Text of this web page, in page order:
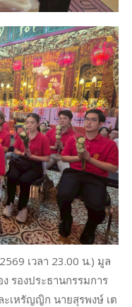
เวลา 23.00 น.) มูล
รองประธานกรรมการ
เหรัญญิก นายสุรพงษ์ เต